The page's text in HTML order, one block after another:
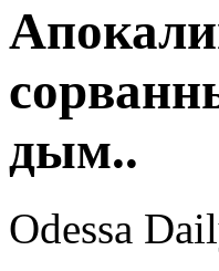
дым..
Odessa